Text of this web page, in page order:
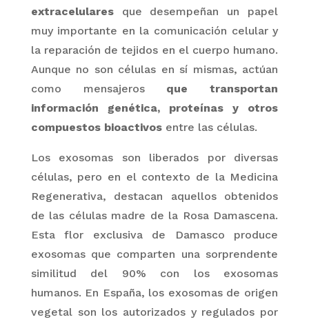
extracelularesque desempeñan un papel
muy importante en la comunicación celular y
la reparación de tejidos en el cuerpo humano.
Aunque no son células en sí mismas, actúan
como mensajeros que transportan
información genética, proteínas y otros
compuestos bioactivos entre las células.
Los exosomas son liberados por diversas
células, pero en el contexto de la Medicina
Regenerativa, destacan aquellos obtenidos
de las células madre de la Rosa Damascena.
Esta flor exclusiva de Damasco produce
exosomasque comparten una sorprendente
similitud del 90% con los exosomas
humanos. En España, los exosomasde origen
vegetal son los autorizados y regulados por